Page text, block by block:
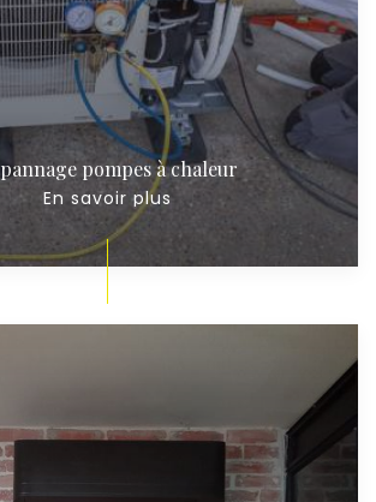
pompes à chaleur
En savoir plus